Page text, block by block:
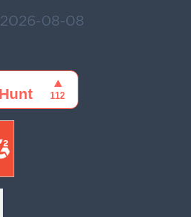
2026-08-08